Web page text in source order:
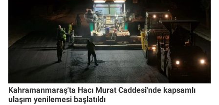
Kahramanmaraş'ta Hacı Murat Caddesi'nde kapsamlı
ulaşım yenilemesi başlatıldı